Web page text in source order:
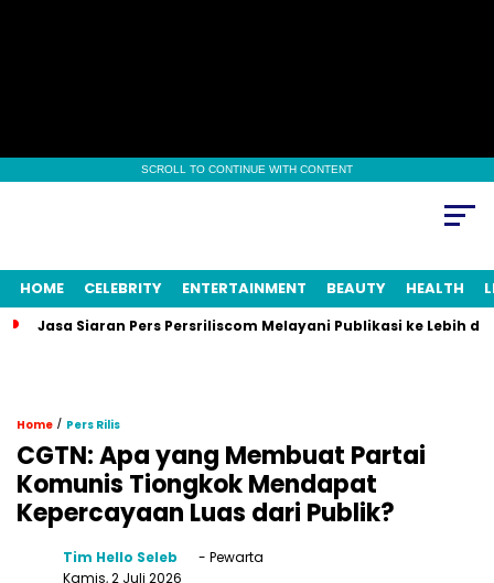
SCROLL TO CONTINUE WITH CONTENT
HOME CELEBRITY ENTERTAINMENT BEAUTY HEALTH
Jasa Siaran Pers Persriliscom Melayani Publikasi ke Lebih
Home / Pers Rilis
CGTN: Apa yang Membuat Partai
Komunis Tiongkok Mendapat
Kepercayaan Luas dari Publik?
Tim Hello Seleb
- Pewarta
Kamis, 2 Juli 2026